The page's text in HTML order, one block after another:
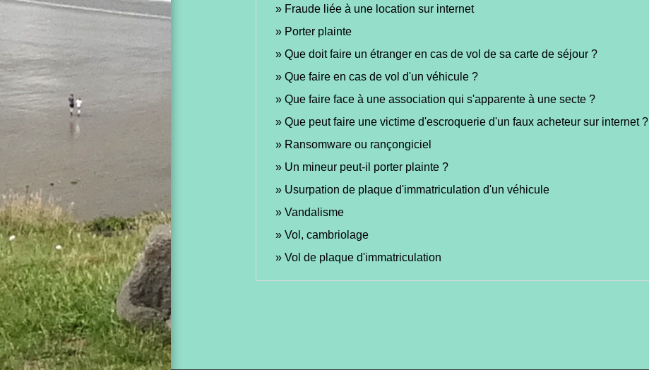
Fraude liée à une location sur internet
Porter plainte
Que doit faire un étranger en cas de vol de sa carte de séjour ?
Que faire en cas de vol d'un véhicule ?
Que faire face à une association qui s'apparente à une secte ?
Que peut faire une victime d'escroquerie d'un faux acheteur sur internet ?
Ransomware ou rançongiciel
Un mineur peut-il porter plainte ?
Usurpation de plaque d'immatriculation d'un véhicule
Vandalisme
Vol, cambriolage
Vol de plaque d'immatriculation